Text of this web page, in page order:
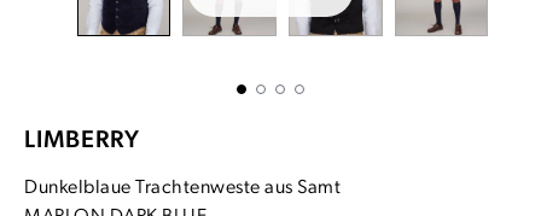
LIMBERRY
Dunkelblaue Trachtenweste aus Samt